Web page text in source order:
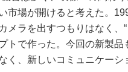
市場が開けると考えた。
メラを出すつもりはなく、
トで作った。今回の新製
く、新しいコミュニケー